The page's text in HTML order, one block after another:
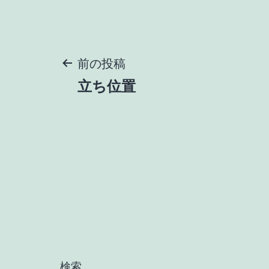
投
ー
前の投稿
立ち位置
検索